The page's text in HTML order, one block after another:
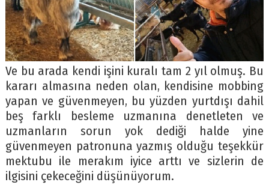
Ve bu arada kendi işini kuralı tam 2 yıl olmuş. Bu
kararı almasına neden olan, kendisine mobbing
yapan ve güvenmeyen, bu yüzden yurtdışı dahil
beş farklı besleme uzmanına denetleten ve
uzmanların sorun yok dediği halde yine
güvenmeyen patronuna yazmış olduğu teşekkür
mektubu ile merakım iyice arttı ve sizlerin de
ilgisini çekeceğini düşünüyorum.